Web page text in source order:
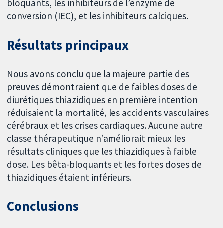
bloquants, les inhibiteurs de l’enzyme de
conversion (IEC), et les inhibiteurs calciques.
Résultats principaux
Nous avons conclu que la majeure partie des
preuves démontraient que de faibles doses de
diurétiques thiazidiques en première intention
réduisaient la mortalité, les accidents vasculaires
cérébraux et les crises cardiaques. Aucune autre
classe thérapeutique n’améliorait mieux les
résultats cliniques que les thiazidiques à faible
dose. Les bêta-bloquants et les fortes doses de
thiazidiques étaient inférieurs.
Conclusions